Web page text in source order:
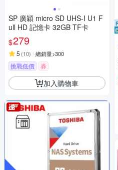
SP 廣穎 micro SD UHS-I U1 F
ull HD 記憶卡 32GB TF卡
$279
5 (10) 總銷量>300
挑戰低價 券
加入購物車